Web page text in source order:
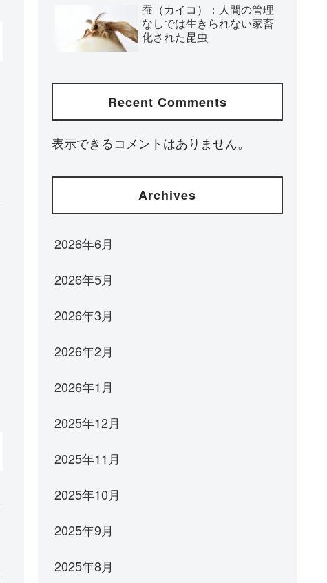
蚕（カイコ）：人間の管理
なしでは生きられない家畜
化された昆虫
Recent Comments
表示できるコメントはありません。
Archives
2026年6月
2026年5月
2026年3月
2026年2月
2026年1月
2025年12月
2025年11月
2025年10月
2025年9月
2025年8月